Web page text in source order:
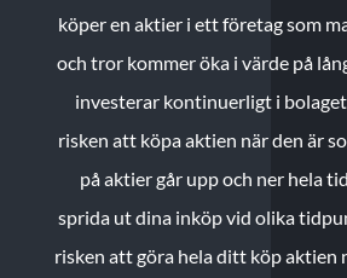
köper en aktier i ett företag som
och tror kommer öka i värde på
investerar kontinuerligt i
risken att köpa aktien när den är
på aktier går upp och ner hela
sprida ut dina inköp vid olika
risken att göra hela ditt köp aktien